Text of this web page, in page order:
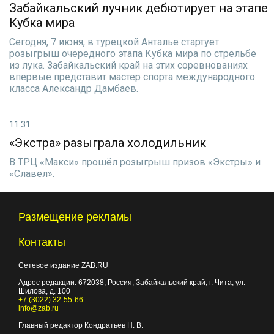
Забайкальский лучник дебютирует на этапе
Кубка мира
Сегодня, 7 июня, в турецкой Анталье стартует
розыгрыш очередного этапа Кубка мира по стрельбе
из лука. Забайкальский край на этих соревнованиях
впервые представит мастер спорта международного
класса Александр Дамбаев.
11:31
«Экстра» разыграла холодильник
В ТРЦ «Макси» прошёл розыгрыш призов «Экстры» и
«Славел».
Размещение рекламы
Контакты
Сетевое издание ZAB.RU
Адрес редакции: 672038, Россия, Забайкальский край, г. Чита, ул.
Шилова, д. 100
+7 (3022) 32-55-66
info@zab.ru
Главный редактор Кондратьев Н. В.